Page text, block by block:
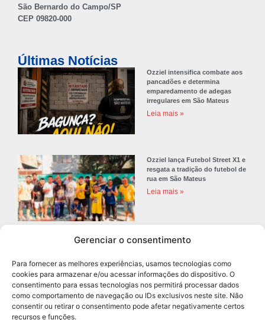
Gerenciar o consentimento
Para fornecer as melhores experiências, usamos tecnologias como
cookies para armazenar e/ou acessar informações do dispositivo. O
consentimento para essas tecnologias nos permitirá processar dados
como comportamento de navegação ou IDs exclusivos neste site. Não
consentir ou retirar o consentimento pode afetar negativamente certos
recursos e funções.
São Bernardo do Campo/SP
CEP 09820-000
Últimas Notícias
Ozziel intensifica combate aos
pancadões e determina
emparedamento de adegas
irregulares em São Mateus
Leia mais »
Ozziel lança Futebol Street X1 e
resgata a tradição do futebol de
rua em São Mateus
Leia mais »
eleições de 2026
Leia mais »